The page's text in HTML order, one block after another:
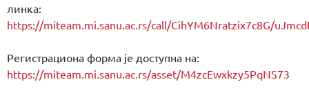
линка:
https://miteam.mi.sanu.ac.rs/call/CihYM6Nratzix7c8G/
Регистрациона форма је доступна на:
https://miteam.mi.sanu.ac.rs/asset/M4zcEwxkzy5PqNS73